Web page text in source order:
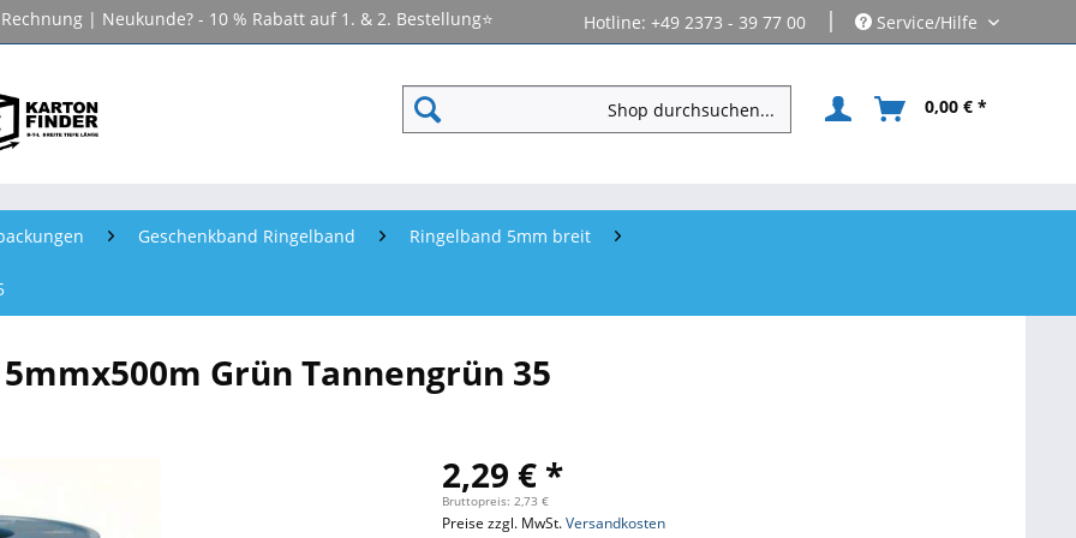
| Neukunde? - 10 % Rabatt auf 1. & 2. Bestellung⭐ Hotline: +49 2373 - 39 77 00 | Service/Hilfe
0,00 € *
Geschenkband Ringelband Ringelband 5mm breit
Grün Tannengrün 35
2,29 € *
Bruttopreis: 2,73 €
Preise zzgl. MwSt.Versandkosten